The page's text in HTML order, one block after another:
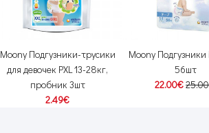
Moony Подгузники-трусики
для девочек PXL 13-28кг,
пробник 3шт
2.49€
Moony Подгузники
56шт
22.00€